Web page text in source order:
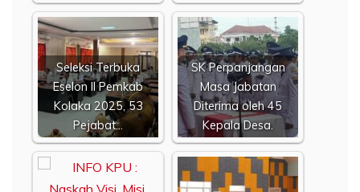
Seleksi Terbuka
Eselon II Pemkab
Kolaka 2025, 53
Pejabat…
SK Perpanjangan
Masa Jabatan
Diterima oleh 45
Kepala Desa.